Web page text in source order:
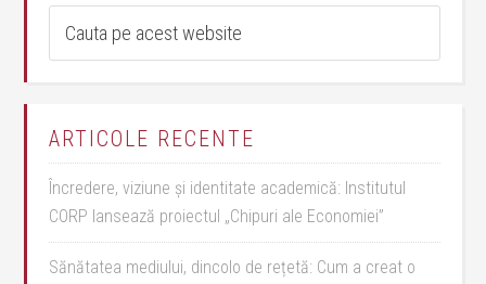
ARTICOLE RECENTE
Încredere, viziune și identitate academică: Institutul
CORP lansează proiectul „Chipuri ale Economiei”
Sănătatea mediului, dincolo de rețetă: Cum a creat o